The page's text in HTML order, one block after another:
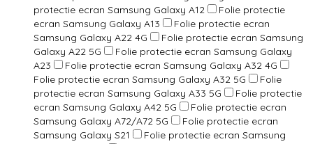
protectie ecran Samsung Galaxy A12
Folie protectie
ecran Samsung Galaxy A13
Folie protectie ecran
Samsung Galaxy A22 4G
Folie protectie ecran Samsung
Galaxy A22 5G
Folie protectie ecran Samsung Galaxy
A23
Folie protectie ecran Samsung Galaxy A32 4G
Folie protectie ecran Samsung Galaxy A32 5G
Folie
protectie ecran Samsung Galaxy A33 5G
Folie protectie
ecran Samsung Galaxy A42 5G
Folie protectie ecran
Samsung Galaxy A72/A72 5G
Folie protectie ecran
Samsung Galaxy S21
Folie protectie ecran Samsung